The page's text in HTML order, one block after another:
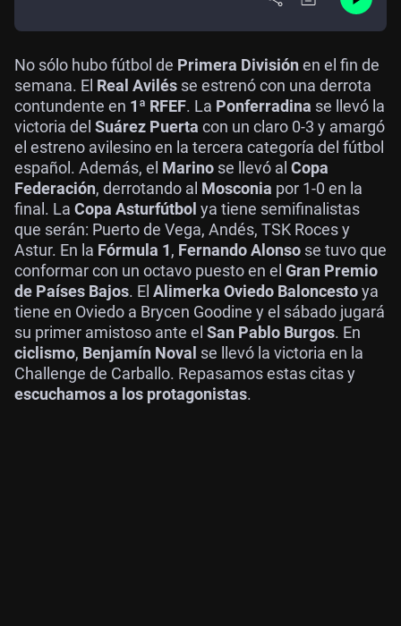
No sólo hubo fútbol de Primera Divisiónen el fin de
semana. El Real Avilés se estrenó con una derrota
contundente en 1ª RFEF. La Ponferradina se llevó la
victoria del Suárez Puerta con un claro 0-3 y amargó
el estreno avilesino en la tercera categoría del fútbol
español. Además, el Marino se llevó al Copa
Federación, derrotando al Mosconia por 1-0 en la
final. La Copa Asturfútbol ya tiene semifinalistas
que serán: Puerto de Vega, Andés, TSK Roces y
Astur. En la Fórmula 1, Fernando Alonso se tuvo que
conformar con un octavo puesto en el Gran Premio
de Países Bajos. El Alimerka Oviedo Baloncestoya
tiene en Oviedo a Brycen Goodine y el sábado jugará
su primer amistoso ante el San Pablo Burgos. En
ciclismo, Benjamín Noval se llevó la victoria en la
Challenge de Carballo. Repasamos estas citas y
escuchamos a los protagonistas.